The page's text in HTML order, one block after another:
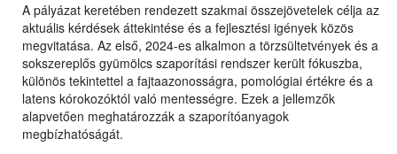
A pályázat keretében rendezett szakmai összejövetelek célja az
aktuális kérdések áttekintése és a fejlesztési igények közös
megvitatása. Az első, 2024-es alkalmon a törzsültetvények és a
sokszereplős gyümölcs szaporítási rendszer került fókuszba,
különös tekintettel a fajtaazonosságra, pomológiai értékre és a
latens kórokozóktól való mentességre. Ezek a jellemzők
alapvetően meghatározzák a szaporítóanyagok
megbízhatóságát.